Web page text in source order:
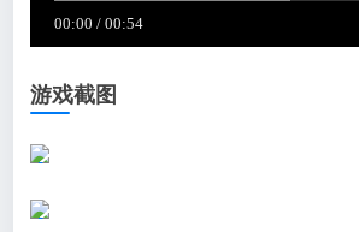
游戏截图